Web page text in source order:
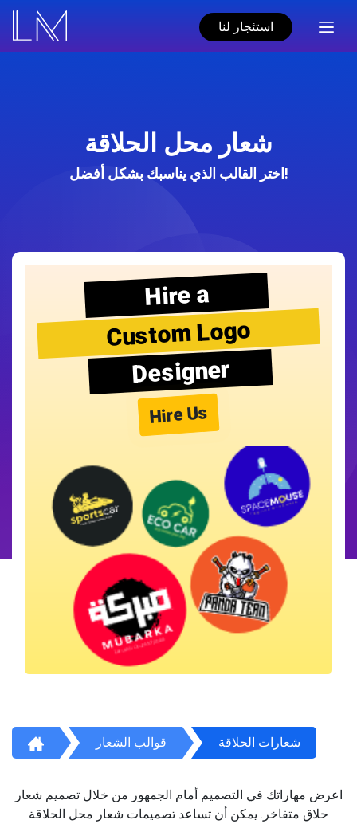
استئجار لنا
شعار محل الحلاقة
اختر القالب الذي يناسبك بشكل أفضل!
Hire a
Custom Logo
Designer
Hire Us
قوالب الشعار شعارات الحلاقة
اعرض مهاراتك في التصميم أمام الجمهور من خلال تصميم شعار
حلاق متفاخر. يمكن أن تساعد تصميمات شعار محل الحلاقة